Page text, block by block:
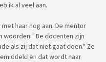
ik al veel aan.
haar nog aan. De mentor
"De docenten zijn
als zij dat niet gaat doen." Ze
en dat wordt naar